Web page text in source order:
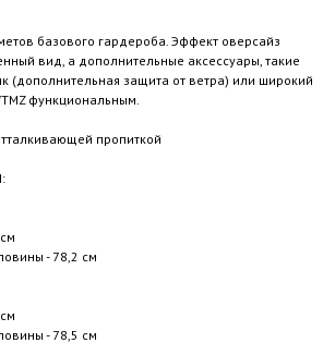
базового гардероба. Эффект оверсайз
вид, а дополнительные аксессуары, такие
(дополнительная защита от ветра) или широкий
функциональным.
пропиткой
- 78,2 см
- 78,5 см